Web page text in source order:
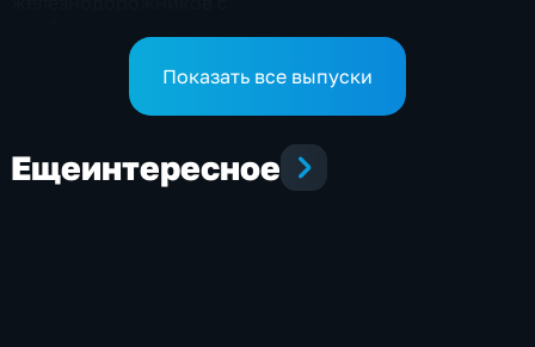
Показать все выпуски
Ещеинтересное